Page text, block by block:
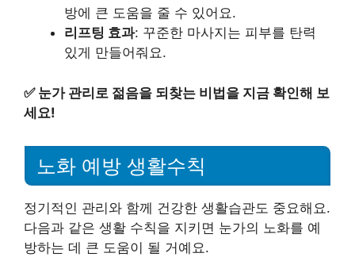
방에 큰 도움을 줄 수 있어요.
리프팅 효과: 꾸준한 마사지는 피부를 탄력
있게 만들어줘요.
✅ 눈가 관리로 젊음을 되찾는 비법을 지금 확인해 보
세요!
노화 예방 생활수칙
정기적인 관리와 함께 건강한 생활습관도 중요해요.
다음과 같은 생활 수칙을 지키면 눈가의 노화를 예
방하는 데 큰 도움이 될 거예요.